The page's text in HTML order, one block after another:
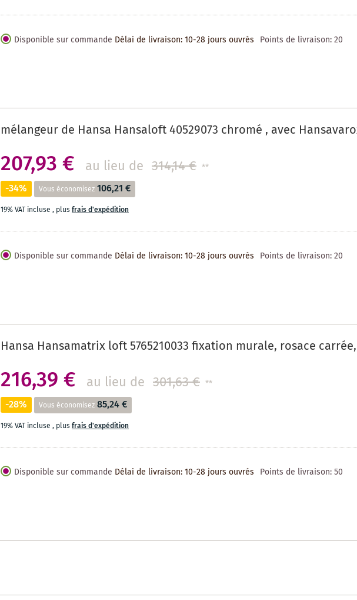
Disponible sur commande Délai de livraison: 10-28 jours ouvrés Points de livraison:20
mélangeur de Hansa Hansaloft 40529073 chromé , avec
207,93 € au lieu de 314,14 € **
-34% Vous économisez 106,21 €
19% VAT incluse , plusfrais d'expédition
Disponible sur commande Délai de livraison: 10-28 jours ouvrés Points de livraison:20
Hansa Hansamatrix loft 5765210033 fixation murale, rosace
216,39 € au lieu de 301,63 € **
-28% Vous économisez 85,24 €
19% VAT incluse , plusfrais d'expédition
Disponible sur commande Délai de livraison: 10-28 jours ouvrés Points de livraison:50